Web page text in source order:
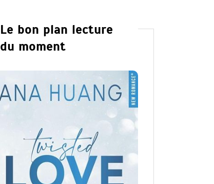
Le bon plan lecture
du moment